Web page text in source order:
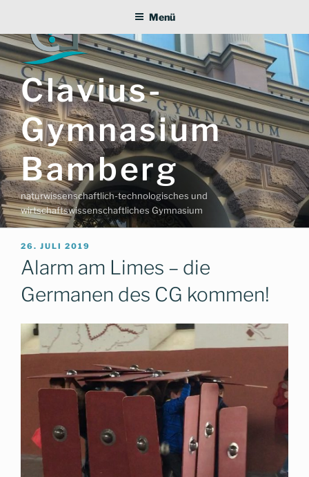
springen
Clavius-
Gymnasium
Bamberg
naturwissenschaftlich-technologisches und
wirtschaftswissenschaftliches Gymnasium
Menü
VERÖFFENTLICHT
AM
26. JULI 2019
Alarm am Limes – die
Germanen des CG kommen!